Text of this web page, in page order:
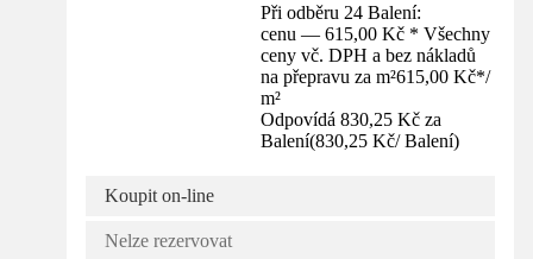
Při odběru 24 Balení:
cenu — 615,00 Kč * Všechny
ceny vč. DPH a bez nákladů
na přepravu za m²615,00 Kč*/
m²
Odpovídá 830,25 Kč za
Balení(830,25 Kč/ Balení)
Koupit on-line
Nelze rezervovat